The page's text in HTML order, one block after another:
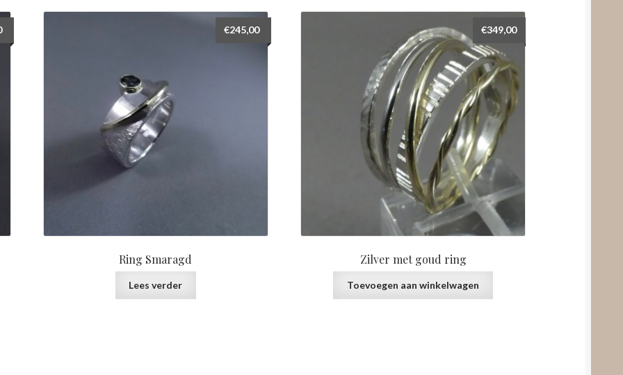
Ring Smaragd
€245,00
Lees verder
Zilver met goud ring
€349,00
Toevoegen aan winkelwagen